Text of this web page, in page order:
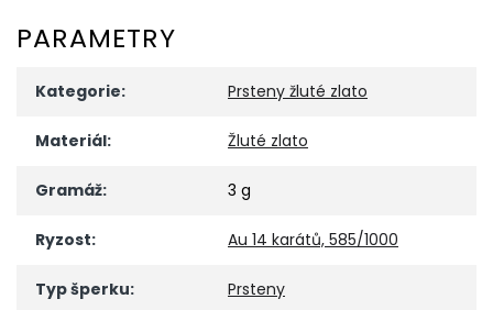
PARAMETRY
Kategorie: Prsteny žluté zlato
Materiál: Žluté zlato
Gramáž: 3 g
Ryzost: Au 14 karátů, 585/1000
Typ šperku: Prsteny